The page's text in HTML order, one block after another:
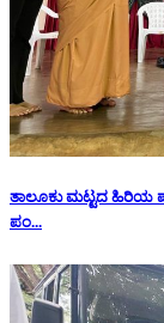
ತಾಲೂಕು ಮಟ್ಟದ ಹಿರಿಯ
ಪಂ...